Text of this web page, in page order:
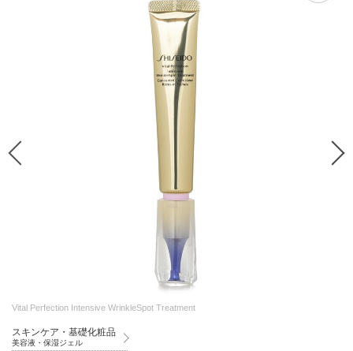
Vital Perfection Intensive WrinkleSpot Treatment
スキンケア・基礎化粧品
美容液・保湿ジェル